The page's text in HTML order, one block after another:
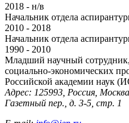
2018 - н/в
Начальник отдела
2010 - 2018
Начальник отдела
1990 - 2010
Младший научный
социально-экономических
Российской академии наук
Адрес: 125993, Россия, Москва,
Газетный пер., д. 3-5, стр. 1